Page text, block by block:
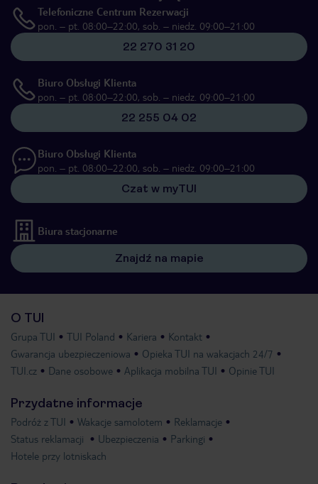
Telefoniczne Centrum Rezerwacji
pon. – pt. 08:00–22:00, sob. – niedz. 09:00–21:00
22 270 31 20
Biuro Obsługi Klienta
pon. – pt. 08:00–22:00, sob. – niedz. 09:00–21:00
22 255 04 02
Biuro Obsługi Klienta
pon. – pt. 08:00–22:00, sob. – niedz. 09:00–21:00
Czat w myTUI
Biura stacjonarne
Znajdź na mapie
O TUI
Grupa TUI TUI Poland Kariera
Kontakt
Gwarancja ubezpieczeniowa
Opieka TUI na wakacjach 24/7
TUI.cz
Dane osobowe Aplikacja mobilna TUI Opinie TUI
Przydatne informacje
Podróż z TUI Wakacje samolotem
Reklamacje
Status reklamacji
Ubezpieczenia
Parkingi
Hotele przy lotniskach